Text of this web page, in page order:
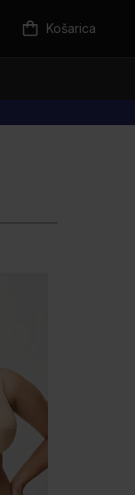
Košarica